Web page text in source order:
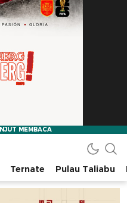
Ternate Pulau Taliabu